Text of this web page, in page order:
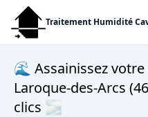
Traitement Humidité
🌊 Assainissez
Laroque-des-Arcs
clics 🌫